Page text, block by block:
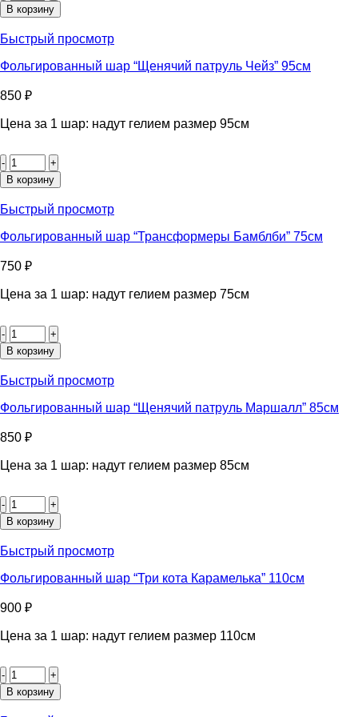
Фольгированный
"Кукла
Дива"
В корзину
Быстрый просмотр
Фольгированный шар “Щенячий патруль Чейз” 95см
850 ₽
Цена за 1 шар: надут гелием размер 95см
товара
Фольгированный
"Щенячий
Чейз"
В корзину
Быстрый просмотр
Фольгированный шар “Трансформеры Бамблби” 75см
750 ₽
Цена за 1 шар: надут гелием размер 75см
товара
Фольгированный
шар
"Трансформеры
75см
В корзину
Быстрый просмотр
Фольгированный шар “Щенячий патруль Маршалл” 85см
850 ₽
Цена за 1 шар: надут гелием размер 85см
товара
Фольгированный
"Щенячий
Маршалл"
В корзину
Быстрый просмотр
Фольгированный шар “Три кота Карамелька” 110см
900 ₽
Цена за 1 шар: надут гелием размер 110см
товара
Фольгированный
В корзину